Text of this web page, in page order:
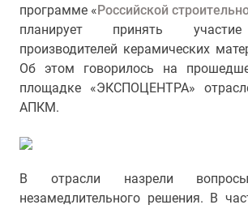
программе «Российской
планирует принять
производителей керамических
Об этом говорилось на
площадке «ЭКСПОЦЕНТРА»
АПКМ.
В отрасли назрели
незамедлительного решения. В